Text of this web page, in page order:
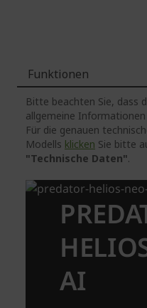
Funktionen
Bitte beachten Sie, dass
allgemeine
Für die genauen
Modells klicken Sie bitte
"Technische Daten".